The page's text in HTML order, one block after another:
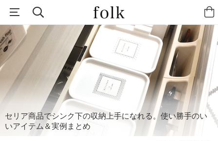
セリア商品でシンク下の収納上手になれる。使い勝手のい
いアイテム＆実例まとめ